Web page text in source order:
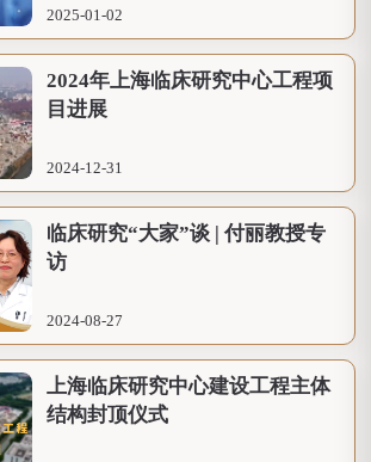
模式
2025-01-02
2024年上海临床研究中心工程项
目进展
2024-12-31
临床研究“大家”谈 | 付丽教授专
访
2024-08-27
上海临床研究中心建设工程主体
结构封顶仪式